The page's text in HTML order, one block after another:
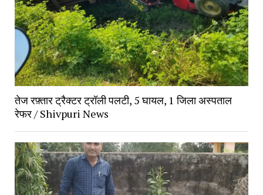
तेज रफ़्तार ट्रैक्टर ट्रॉली पलटी, 5 घायल, 1 जिला अस्पताल
रेफर / Shivpuri News